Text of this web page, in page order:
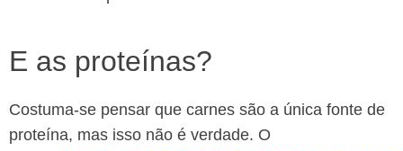
E as proteínas?
Costuma-se pensar que carnes são a única fonte de
proteína, mas isso não é verdade. O